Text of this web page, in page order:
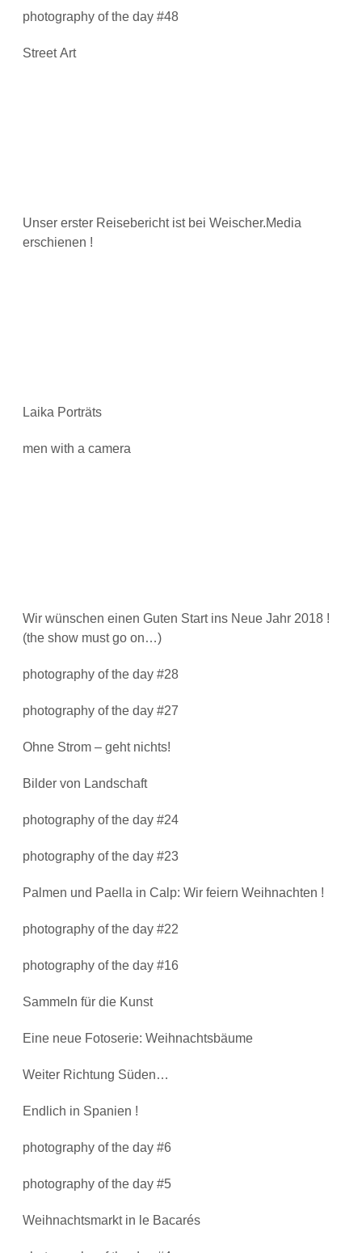
photography of the day #48
Street Art
Unser erster Reisebericht ist bei Weischer.Media
erschienen !
Laika Porträts
men with a camera
Wir wünschen einen Guten Start ins Neue Jahr 2018 !
(the show must go on…)
photography of the day #28
photography of the day #27
Ohne Strom – geht nichts!
Bilder von Landschaft
photography of the day #24
photography of the day #23
Palmen und Paella in Calp: Wir feiern Weihnachten !
photography of the day #22
photography of the day #16
Sammeln für die Kunst
Eine neue Fotoserie: Weihnachtsbäume
Weiter Richtung Süden…
Endlich in Spanien !
photography of the day #6
photography of the day #5
Weihnachtsmarkt in le Bacarés